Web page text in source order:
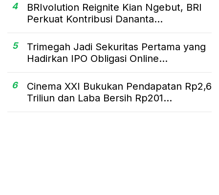
4
BRIvolution Reignite Kian Ngebut, BRI
Perkuat Kontribusi Dananta...
5
Trimegah Jadi Sekuritas Pertama yang
Hadirkan IPO Obligasi Online...
6
Cinema XXI Bukukan Pendapatan Rp2,6
Triliun dan Laba Bersih Rp201...